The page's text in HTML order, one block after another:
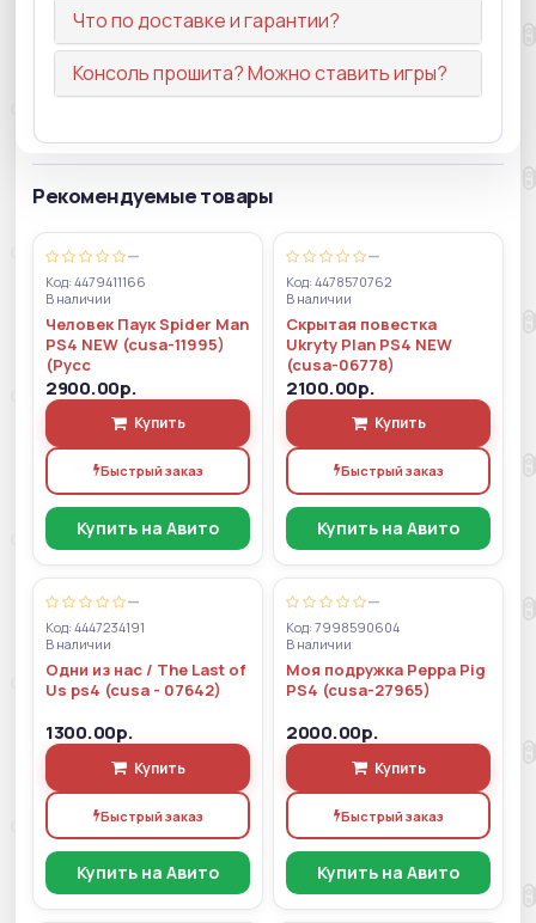
Что по доставке и гарантии?
Консоль прошита? Можно ставить игры?
Рекомендуемые товары
—
Код: 4479411166
В наличии
Человек Паук Spider Man
PS4 NEW (cusa-11995)
(Русс
2900.00р.
Купить
Быстрый заказ
Купить на Авито
—
Код: 4478570762
В наличии
Скрытая повестка
Ukryty Plan PS4 NEW
(cusa-06778)
2100.00р.
Купить
Быстрый заказ
Купить на Авито
—
Код: 4447234191
В наличии
Одни из нас / The Last of
Us ps4 (cusa - 07642)
1300.00р.
Купить
Быстрый заказ
Купить на Авито
—
Код: 7998590604
В наличии
Моя подружка Peppa Pig
PS4 (cusa-27965)
2000.00р.
Купить
Быстрый заказ
Купить на Авито